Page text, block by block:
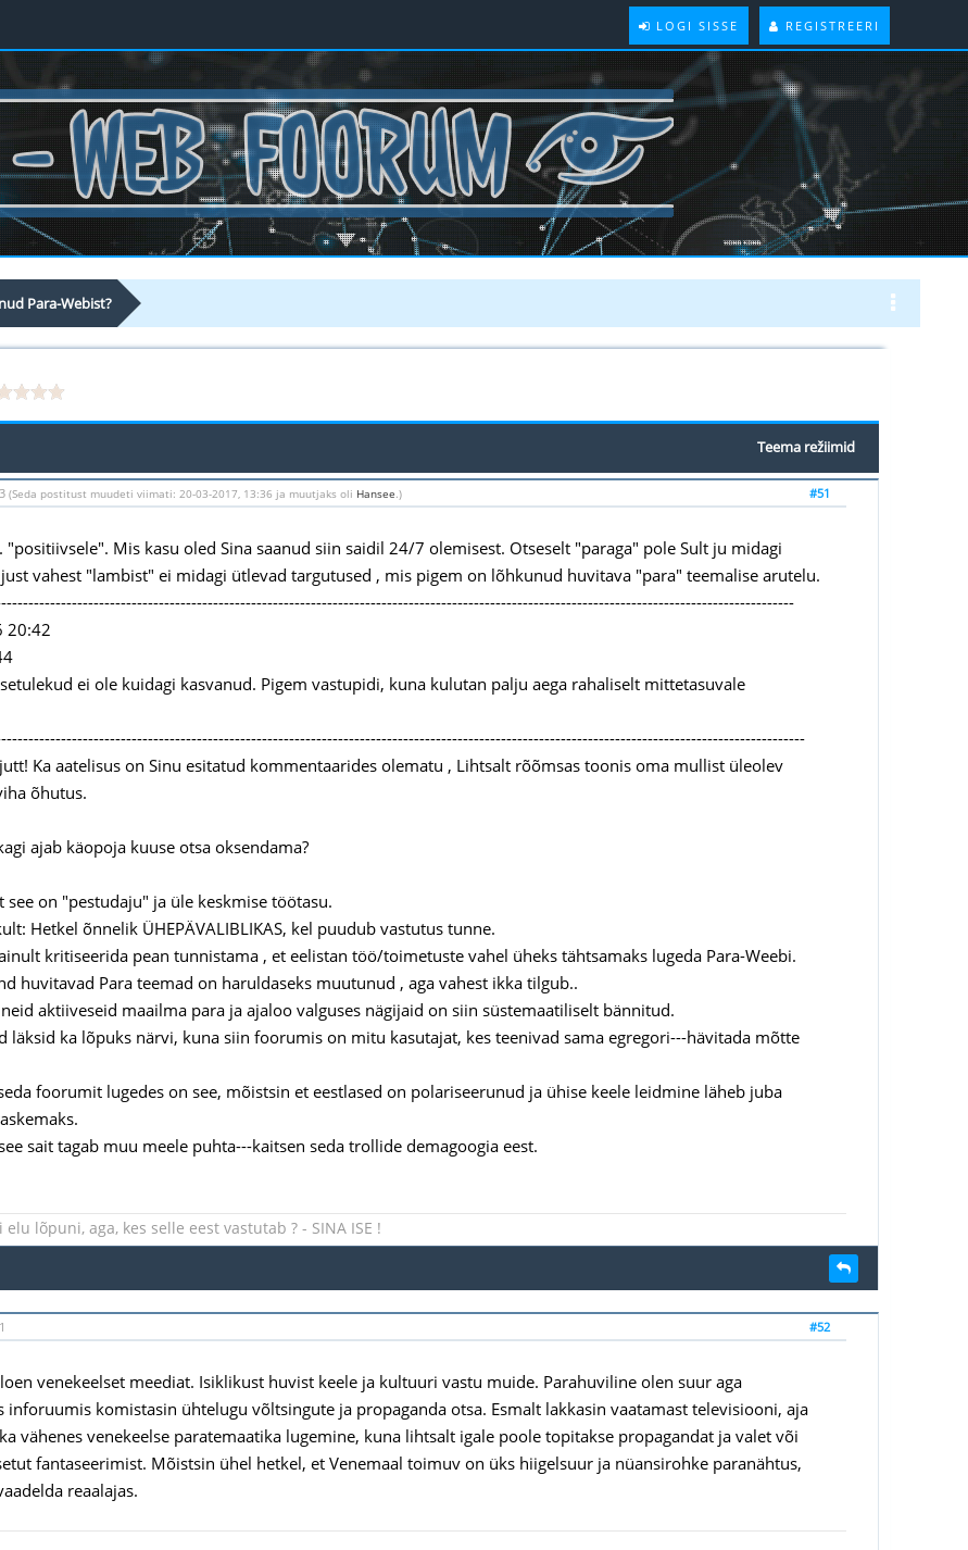
LOGI SISSE REGISTREERI
Para-Webist?
Teema režiimid
#51
(Seda postitust muudeti viimati: 20-03-2017, 13:36 ja muutjaks oli Hansee.)
"positiivsele". Mis kasu oled Sina saanud siin saidil 24/7 olemisest. Otseselt "paraga" pole Sult ju midagi
vahest "lambist" ei midagi ütlevad targutused , mis pigem on lõhkunud huvitava "para" teemalise arutelu.
20:42
ei ole kuidagi kasvanud. Pigem vastupidi, kuna kulutan palju aega rahaliselt mittetasuvale
Ka aatelisus on Sinu esitatud kommentaarides olematu , Lihtsalt rõõmsas toonis oma mullist üleolev
õhutus.
ajab käopoja kuuse otsa oksendama?
see on "pestudaju" ja üle keskmise töötasu.
Hetkel õnnelik ÜHEPÄVALIBLIKAS, kel puudub vastutus tunne.
kritiseerida pean tunnistama , et eelistan töö/toimetuste vahel üheks tähtsamaks lugeda Para-Weebi.
huvitavad Para teemad on haruldaseks muutunud , aga vahest ikka tilgub..
aktiiveseid maailma para ja ajaloo valguses nägijaid on siin süstemaatiliselt bännitud.
läksid ka lõpuks närvi, kuna siin foorumis on mitu kasutajat, kes teenivad sama egregori---hävitada mõtte
foorumit lugedes on see, mõistsin et eestlased on polariseerunud ja ühise keele leidmine läheb juba
sait tagab muu meele puhta---kaitsen seda trollide demagoogia eest.
elu lõpuni, aga, kes selle eest vastutab ? - SINA ISE !
#52
venekeelset meediat. Isiklikust huvist keele ja kultuuri vastu muide. Parahuviline olen suur aga
inforuumis komistasin ühtelugu võltsingute ja propaganda otsa. Esmalt lakkasin vaatamast televisiooni, aja
vähenes venekeelse paratemaatika lugemine, kuna lihtsalt igale poole topitakse propagandat ja valet või
fantaseerimist. Mõistsin ühel hetkel, et Venemaal toimuv on üks hiigelsuur ja nüansirohke paranähtus,
reaalajas.